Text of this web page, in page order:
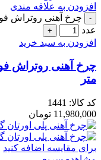
افزودن به علاقه مندی
عدد
افزودن به سبد خرید
متر
کد کالا: 1441
11,980,000 تومان
برای مقایسه اضافه کنید